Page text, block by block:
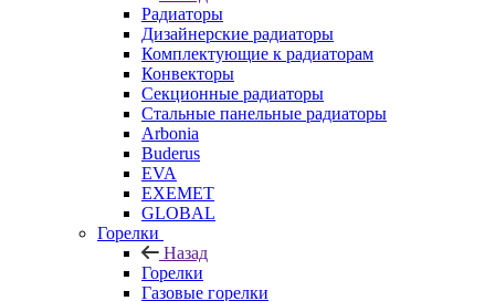
Радиаторы
Дизайнерские радиаторы
Комплектующие к радиаторам
Конвекторы
Секционные радиаторы
Стальные панельные радиаторы
Arbonia
Buderus
EVA
EXEMET
GLOBAL
Горелки
Назад
Горелки
Газовые горелки